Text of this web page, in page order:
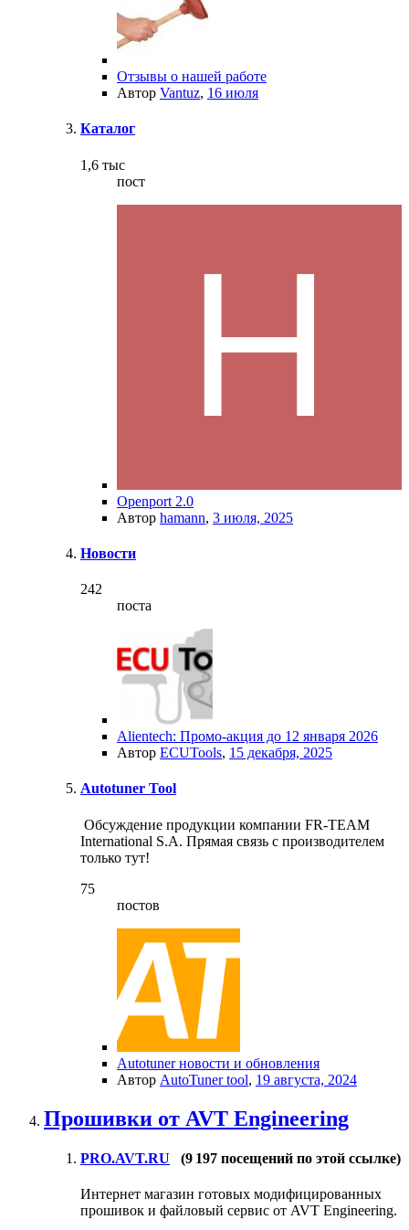
Отзывы о нашей работе
Автор Vantuz, 16 июля
Каталог
1,6 тыс
пост
Openport 2.0
Автор hamann, 3 июля, 2025
Новости
242
поста
Alientech: Промо-акция до 12 января 2026
Автор ECUTools, 15 декабря, 2025
Autotuner Tool
Обсуждение продукции компании FR-TEAM
International S.A. Прямая связь с производителем
только тут!
75
постов
Autotuner новости и обновления
Автор AutoTuner tool, 19 августа, 2024
Прошивки от AVT Engineering
PRO.AVT.RU (9 197 посещений по этой ссылке)
Интернет магазин готовых модифицированных
прошивок и файловый сервис от AVT Engineering.